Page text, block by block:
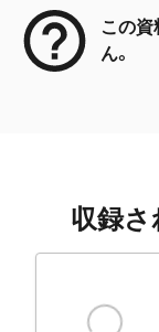
この
ん。
収録